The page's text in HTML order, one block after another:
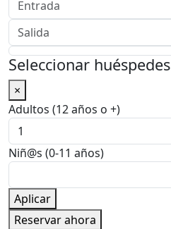
Seleccionar huéspedes
×
Adultos (12 años o +)
Niñ@s (0-11 años)
Aplicar
Reservar ahora